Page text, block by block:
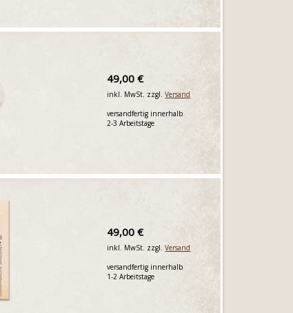
49,00 €
inkl. MwSt. zzgl.Versand
versandfertig innerhalb
2-3 Arbeitstage
49,00 €
inkl. MwSt. zzgl.Versand
versandfertig innerhalb
1-2 Arbeitstage